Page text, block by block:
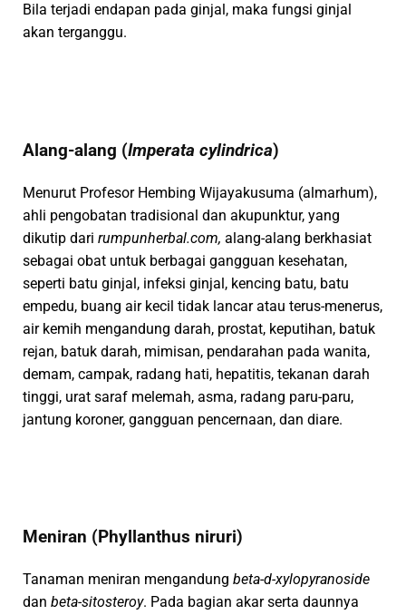
Bila terjadi endapan pada ginjal, maka fungsi ginjal
akan terganggu.
Alang-alang (Imperata cylindrica)
Menurut Profesor Hembing Wijayakusuma (almarhum),
ahli pengobatan tradisional dan akupunktur, yang
dikutip dari rumpunherbal.com, alang-alang berkhasiat
sebagai obat untuk berbagai gangguan kesehatan,
seperti batu ginjal, infeksi ginjal, kencing batu, batu
empedu, buang air kecil tidak lancar atau terus-menerus,
air kemih mengandung darah, prostat, keputihan, batuk
rejan, batuk darah, mimisan, pendarahan pada wanita,
demam, campak, radang hati, hepatitis, tekanan darah
tinggi, urat saraf melemah, asma, radang paru-paru,
jantung koroner, gangguan pencernaan, dan diare.
Meniran (Phyllanthus niruri)
Tanaman meniran mengandung beta-d-xylopyranoside
dan beta-sitosteroy. Pada bagian akar serta daunnya